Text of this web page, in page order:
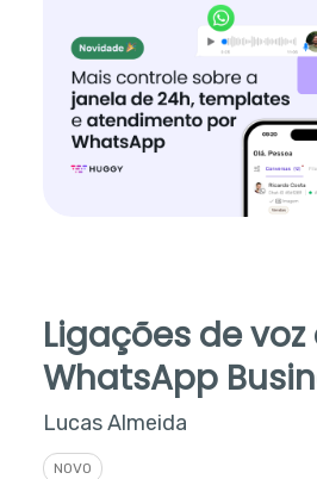
Ligações de voz
WhatsApp
Lucas Almeida
NOVO